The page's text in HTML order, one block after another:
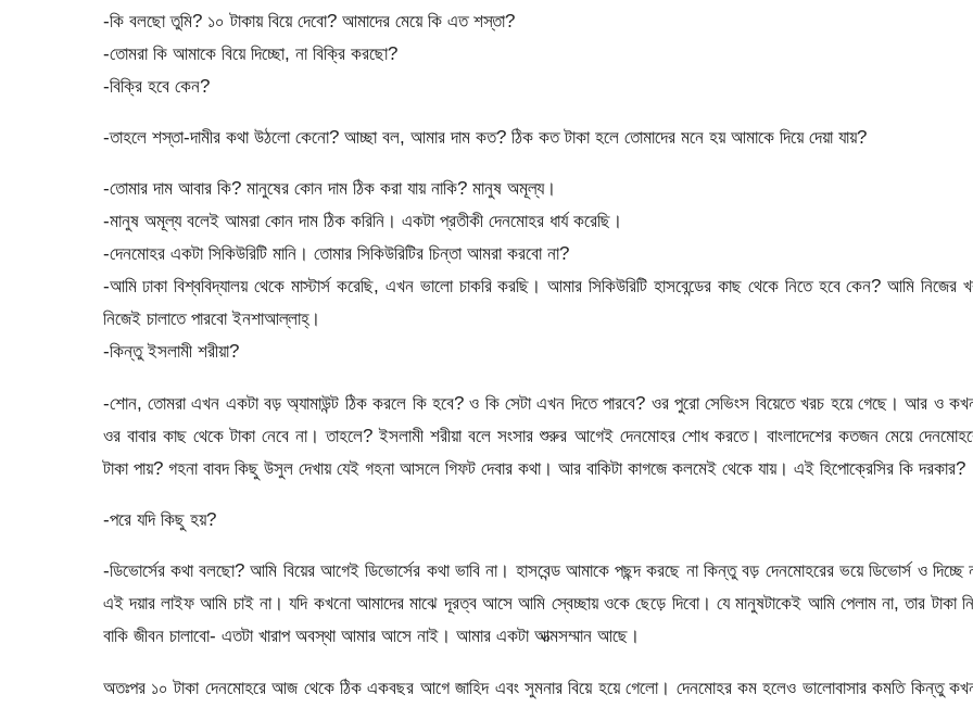
-কি বলছো তুমি? ১০ টাকায় বিয়ে দেবো? আমাদের মেয়ে কি এত শস্তা?
-তোমরা কি আমাকে বিয়ে দিচ্ছো, না বিক্রি করছো?
-বিক্রি হবে কেন?
-তাহলে শস্তা-দামীর কথা উঠলো কেনো? আচ্ছা বল, আমার দাম কত? ঠিক কত টাকা হলে তোমাদের মনে হয় আমাকে দিয়ে দেয়া যায়?
-তোমার দাম আবার কি? মানুষের কোন দাম ঠিক করা যায় নাকি? মানুষ অমূল্য।
-মানুষ অমূল্য বলেই আমরা কোন দাম ঠিক করিনি। একটা প্রতীকী দেনমোহর ধার্য করেছি।
-দেনমোহর একটা সিকিউরিটি মানি। তোমার সিকিউরিটির চিন্তা আমরা করবো না?
-আমি ঢাকা বিশ্ববিদ্যালয় থেকে মাস্টার্স করেছি, এখন ভালো চাকরি করছি। আমার সিকিউরিটি হাসবেন্ডের কাছ থেকে নিতে হবে কেন? আমি নিজের
নিজেই চালাতে পারবো ইনশাআল্লাহ্।
-কিন্তু ইসলামী শরীয়া?
-শোন, তোমরা এখন একটা বড় অ্যামাউন্ট ঠিক করলে কি হবে? ও কি সেটা এখন দিতে পারবে? ওর পুরো সেভিংস বিয়েতে খরচ হয়ে গেছে। আর ও
ওর বাবার কাছ থেকে টাকা নেবে না। তাহলে? ইসলামী শরীয়া বলে সংসার শুরুর আগেই দেনমোহর শোধ করতে। বাংলাদেশের কতজন মেয়ে
টাকা পায়? গহনা বাবদ কিছু উসুল দেখায় যেই গহনা আসলে গিফট দেবার কথা। আর বাকিটা কাগজে কলমেই থেকে যায়। এই হিপোক্রেসির কি দরকার?
-পরে যদি কিছু হয়?
-ডিভোর্সের কথা বলছো? আমি বিয়ের আগেই ডিভোর্সের কথা ভাবি না। হাসবেন্ড আমাকে পছন্দ করছে না কিন্তু বড় দেনমোহরের ভয়ে ডিভোর্স ও দিচ্ছে
এই দয়ার লাইফ আমি চাই না। যদি কখনো আমাদের মাঝে দূরত্ব আসে আমি স্বেচ্ছায় ওকে ছেড়ে দিবো। যে মানুষটাকেই আমি পেলাম না, তার টাকা
বাকি জীবন চালাবো- এতটা খারাপ অবস্থা আমার আসে নাই। আমার একটা আত্মসম্মান আছে।
অতঃপর ১০ টাকা দেনমোহরে আজ থেকে ঠিক একবছর আগে জাহিদ এবং সুমনার বিয়ে হয়ে গেলো। দেনমোহর কম হলেও ভালোবাসার কমতি কিন্তু